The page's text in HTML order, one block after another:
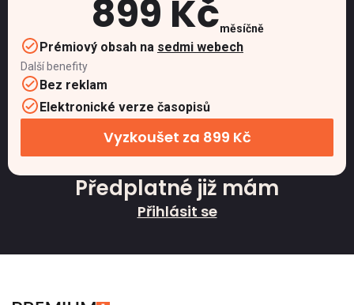
899 Kčměsíčně
Prémiový obsah na sedmi webech
Další benefity
Bez reklam
Elektronické verze časopisů
Vyzkoušet za 899 Kč
Předplatné již mám
Přihlásit se